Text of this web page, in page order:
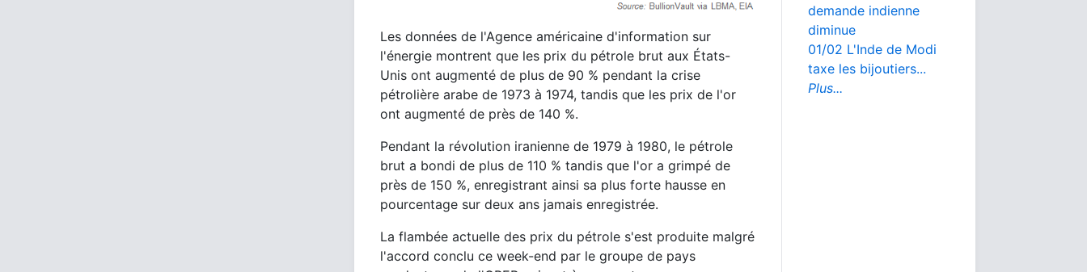
Les données de l'Agence américaine d'information sur
l'énergie montrent que les prix du pétrole brut aux États-
Unis ont augmenté de plus de 90 % pendant la crise
pétrolière arabe de 1973 à 1974, tandis que les prix de l'or
ont augmenté de près de 140 %.
Pendant la révolution iranienne de 1979 à 1980, le pétrole
brut a bondi de plus de 110 % tandis que l'or a grimpé de
près de 150 %, enregistrant ainsi sa plus forte hausse en
pourcentage sur deux ans jamais enregistrée.
La flambée actuelle des prix du pétrole s'est produite malgré
l'accord conclu ce week-end par le groupe de pays
demande indienne
diminue
01/02 L'Inde de Modi
taxe les bijoutiers...
Plus...